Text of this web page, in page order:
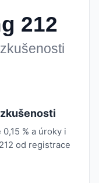
% a úroky i
od registrace